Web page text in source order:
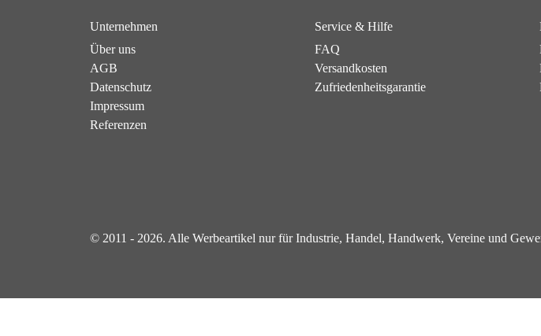
Unternehmen
Über uns
AGB
Datenschutz
Impressum
Referenzen
Service & Hilfe
FAQ
Versandkosten
Zufriedenheitsgarantie
© 2011 - 2026. Alle Werbeartikel nur für Industrie, Handel, Handwerk, Vereine und